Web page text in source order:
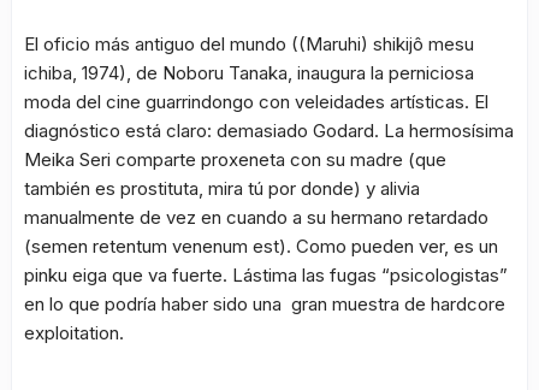
El oficio más antiguo del mundo ((Maruhi) shikijô mesu
ichiba, 1974), de Noboru Tanaka, inaugura la perniciosa
moda del cine guarrindongo con veleidades artísticas. El
diagnóstico está claro: demasiado Godard. La hermosísima
Meika Seri comparte proxeneta con su madre (que
también es prostituta, mira tú por donde) y alivia
manualmente de vez en cuando a su hermano retardado
(semen retentum venenum est). Como pueden ver, es un
pinku eiga que va fuerte. Lástima las fugas “psicologistas”
en lo que podría haber sido una gran muestra de hardcore
exploitation.